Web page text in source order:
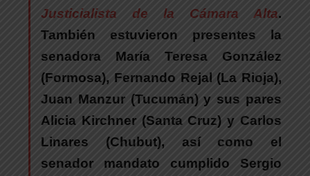
Justicialista de la Cámara Alta.
También estuvieron presentes la
senadora María Teresa González
(Formosa), Fernando Rejal (La Rioja),
Juan Manzur (Tucumán) y sus pares
Alicia Kirchner (Santa Cruz) y Carlos
Linares (Chubut), así como el
senador mandato cumplido Sergio